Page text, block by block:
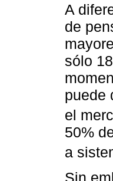
A
de
sólo
puede
el
50%
a
Sin